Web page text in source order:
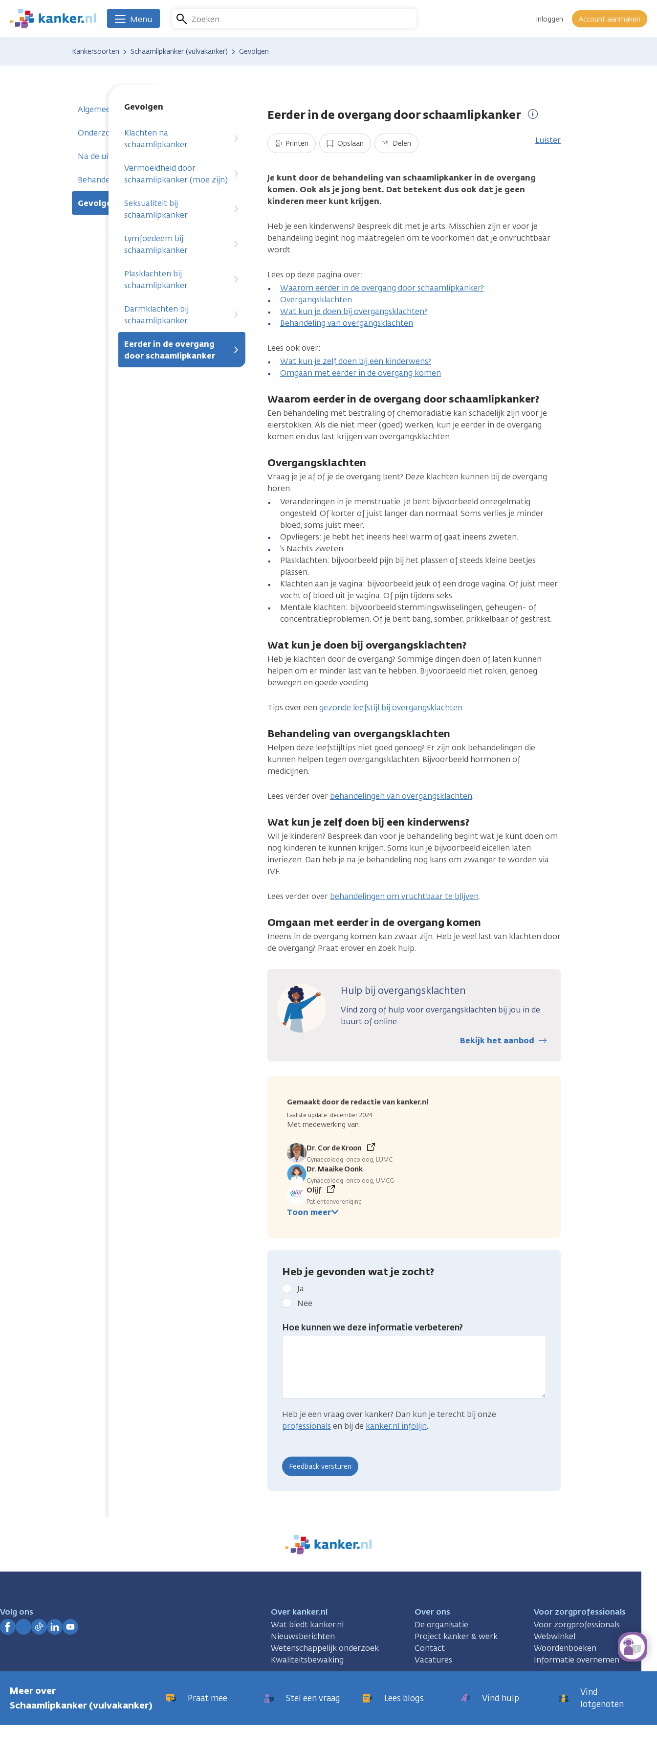
naar
We
zijn
Zoeken Inloggen Account aanmaken
Menu
Kankersoorten Schaamlipkanker (vulvakanker) Gevolgen
Algemeen
Onderzoeken
Na de uitslag
Behandelingen
Gevolgen
Gevolgen
Klachten na
schaamlipkanker
Vermoeidheid door
schaamlipkanker (moe zijn)
Seksualiteit bij
schaamlipkanker
Lymfoedeem bij
schaamlipkanker
Plasklachten bij
schaamlipkanker
Darmklachten bij
schaamlipkanker
Eerder in de overgang
door schaamlipkanker
Eerder in de overgang door schaamlipkanker
informatie
Printen Opslaan Delen Luister
Je kunt door de behandeling van schaamlipkanker in de overgang
komen. Ook als je jong bent. Dat betekent dus ook dat je geen
kinderen meer kunt krijgen.
Heb je een kinderwens? Bespreek dit met je arts. Misschien zijn er voor je
behandeling begint nog maatregelen om te voorkomen dat je onvruchtbaar
wordt.
Lees op deze pagina over:
Waarom eerder in de overgang door schaamlipkanker?
Overgangsklachten
Wat kun je doen bij overgangsklachten?
Behandeling van overgangsklachten
Lees ook over:
Wat kun je zelf doen bij een kinderwens?
Omgaan met eerder in de overgang komen
Waarom eerder in de overgang door schaamlipkanker?
Een behandeling met bestraling of chemoradiatie kan schadelijk zijn voor je
eierstokken. Als die niet meer (goed) werken, kun je eerder in de overgang
komen en dus last krijgen van overgangsklachten.
Overgangsklachten
Vraag je je af of je de overgang bent? Deze klachten kunnen bij de overgang
horen:
Veranderingen in je menstruatie. Je bent bijvoorbeeld onregelmatig
ongesteld. Of korter of juist langer dan normaal. Soms verlies je minder
bloed, soms juist meer.
Opvliegers: je hebt het ineens heel warm of gaat ineens zweten.
’s Nachts zweten.
Plasklachten: bijvoorbeeld pijn bij het plassen of steeds kleine beetjes
plassen.
Klachten aan je vagina: bijvoorbeeld jeuk of een droge vagina. Of juist meer
vocht of bloed uit je vagina. Of pijn tijdens seks.
Mentale klachten: bijvoorbeeld stemmingswisselingen, geheugen- of
concentratieproblemen. Of je bent bang, somber, prikkelbaar of gestrest.
Wat kun je doen bij overgangsklachten?
Heb je klachten door de overgang? Sommige dingen doen of laten kunnen
helpen om er minder last van te hebben. Bijvoorbeeld niet roken, genoeg
bewegen en goede voeding.
Tips over een gezonde leefstijl bij overgangsklachten.
Behandeling van overgangsklachten
Helpen deze leefstijltips niet goed genoeg? Er zijn ook behandelingen die
kunnen helpen tegen overgangsklachten. Bijvoorbeeld hormonen of
medicijnen.
Lees verder over behandelingen van overgangsklachten.
Wat kun je zelf doen bij een kinderwens?
Wil je kinderen? Bespreek dan voor je behandeling begint wat je kunt doen om
nog kinderen te kunnen krijgen. Soms kun je bijvoorbeeld eicellen laten
invriezen. Dan heb je na je behandeling nog kans om zwanger te worden via
IVF.
Lees verder over behandelingen om vruchtbaar te blijven.
Omgaan met eerder in de overgang komen
Ineens in de overgang komen kan zwaar zijn. Heb je veel last van klachten door
de overgang? Praat erover en zoek hulp.
Hulp bij overgangsklachten
Vind zorg of hulp voor overgangsklachten bij jou in de
buurt of online.
Bekijk het aanbod
Gemaakt door de redactie van kanker.nl
Laatste update: december 2024
Met medewerking van:
Dr. Cor de Kroon
Gynaecoloog-oncoloog, LUMC
Dr. Maaike Oonk
Gynaecoloog-oncoloog, UMCG
Olijf
Patiëntenvereniging
Toon meer
Meer over
Schaamlipkanker (vulvakanker)
Praat mee Stel een vraag Lees blogs Vind hulp
Vind
lotgenoten
Heb je gevonden wat je zocht?
Geef
kanker.nl
feedback:
Heb
je
Ja
Nee
Hoe kunnen we deze informatie verbeteren?
Heb je een vraag over kanker? Dan kun je terecht bij onze
professionals en bij de kanker.nl infolijn.
We
er
Volg ons
Over kanker.nl
Wat biedt kanker.nl
Nieuwsberichten
Wetenschappelijk onderzoek
Kwaliteitsbewaking
Over ons
De organisatie
Project kanker & werk
Contact
Vacatures
Voor zorgprofessionals
Voor zorgprofessionals
Webwinkel
Woordenboeken
Informatie overnemen
PrivacyregelingCookies DisclaimerGebruiksvoorwaarden